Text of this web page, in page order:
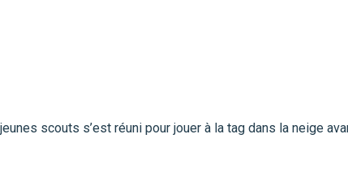
scouts s’est réuni pour jouer à la tag dans la neige